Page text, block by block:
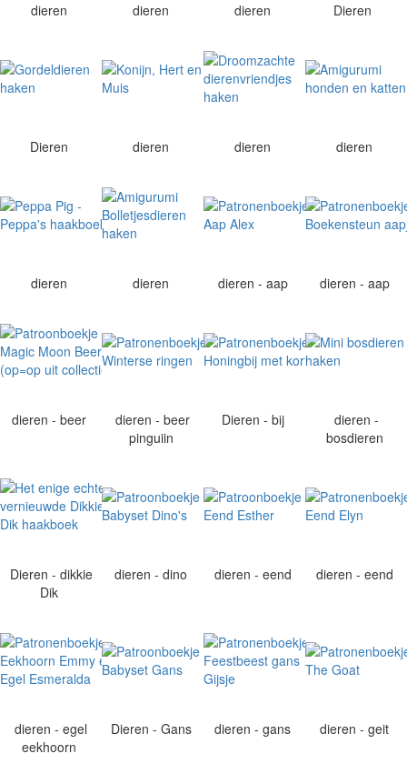
dieren dieren dieren Dieren
Dieren dieren dieren dieren
dieren dieren dieren - aap dieren - aap
dieren - beer
dieren - beer
pinguiin
Dieren - bij
dieren -
bosdieren
Dieren - dikkie
Dik
dieren - dino dieren - eend dieren - eend
dieren - egel
eekhoorn
Dieren - Gans dieren - gans dieren - geit